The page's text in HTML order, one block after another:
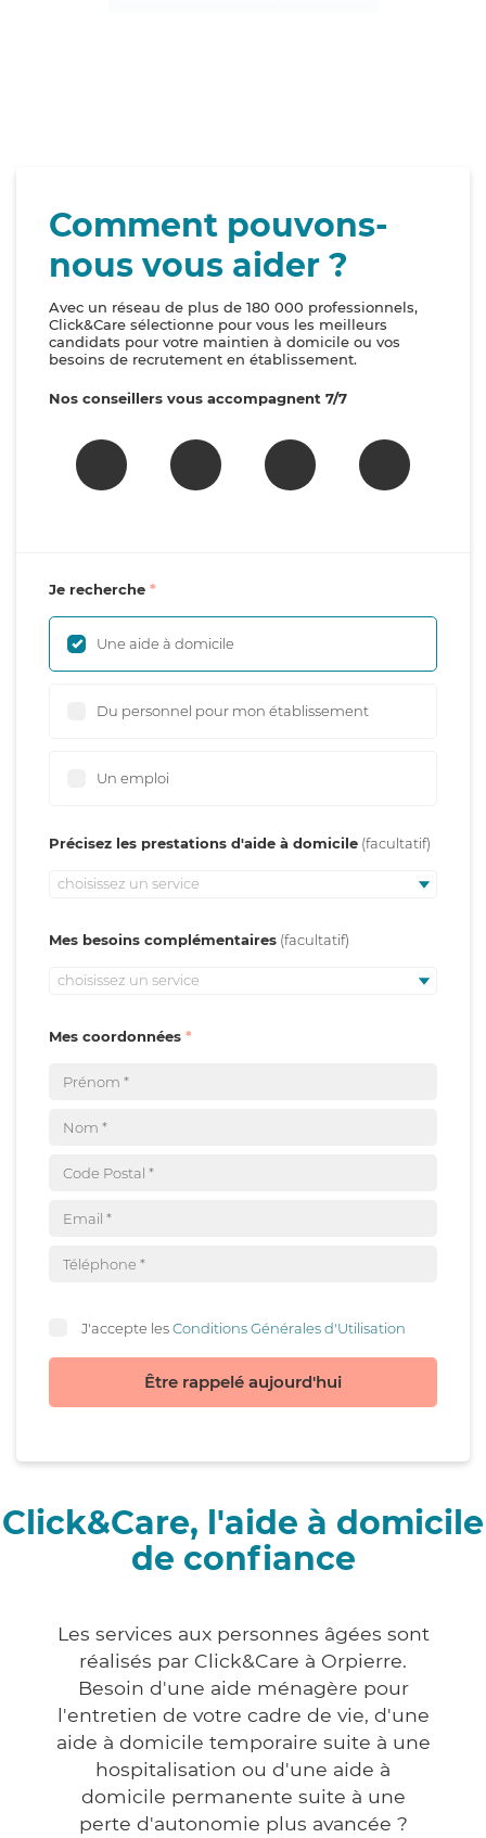
Comment pouvons-
nous vous aider ?
Avec un réseau de plus de 180 000 professionnels,
Click&Care sélectionne pour vous les meilleurs
candidats pour votre maintien à domicile ou vos
besoins de recrutement en établissement.
Nos conseillers vous accompagnent 7/7
Je recherche
Une aide à domicile
Du personnel pour mon établissement
Un emploi
Précisez les prestations d'aide à domicile
choisissez un service
Mes besoins complémentaires
choisissez un service
Mes coordonnées
J'accepte lesConditions Générales d'Utilisation
Être rappelé aujourd'hui
Click&Care, l'aide à domicile
de confiance
Les services aux personnes âgées sont
réalisés par Click&Care à Orpierre.
Besoin d'une aide ménagère pour
l'entretien de votre cadre de vie, d'une
aide à domicile temporaire suite à une
hospitalisation ou d'une aide à
domicile permanente suite à une
perte d'autonomie plus avancée ?